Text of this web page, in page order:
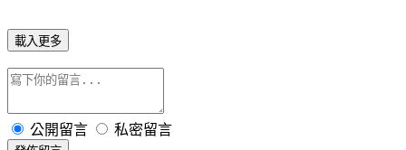
載入更多
公開留言 私密留言